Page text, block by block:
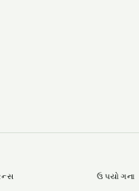
ઉપયોગના